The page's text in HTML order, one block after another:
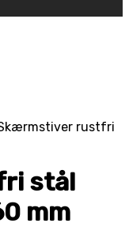
rustfri
stål
mm